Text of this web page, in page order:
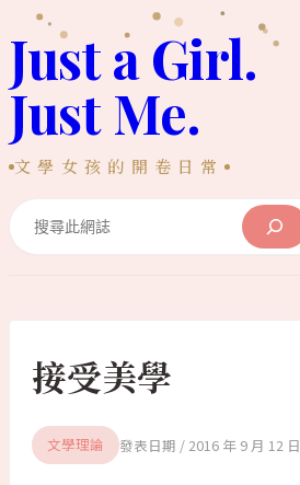
至
主
內
容
Just a Girl.
Just Me.
文學女孩的開卷日常
接受美學
文學理論 2016 年 9 月 12 日